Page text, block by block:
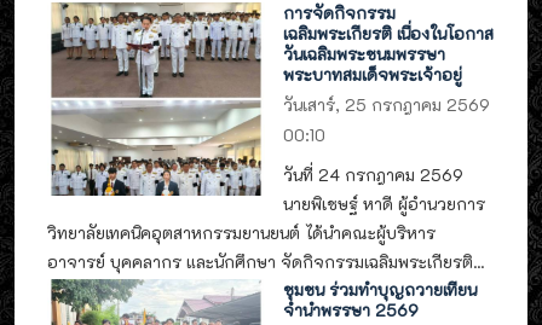
การจัดกิจกรรม
เฉลิมพระเกียรติ เนื่องในโอกาส
วันเฉลิมพระชนมพรรษา
พระบาทสมเด็จพระเจ้าอยู่
วันเสาร์, 25 กรกฎาคม 2569
00:10
วันที่ 24 กรกฎาคม 2569
นายพิเชษฐ์ หาดี ผู้อำนวยการ
วิทยาลัยเทคนิคอุตสาหกรรมยานยนต์ ได้นำคณะผู้บริหาร
อาจารย์ บุคคลากร และนักศึกษา จัดกิจกรรมเฉลิมพระเกียรติ...
ชุมชน ร่วมทำบุญถวายเทียน
จำนำพรรษา 2569